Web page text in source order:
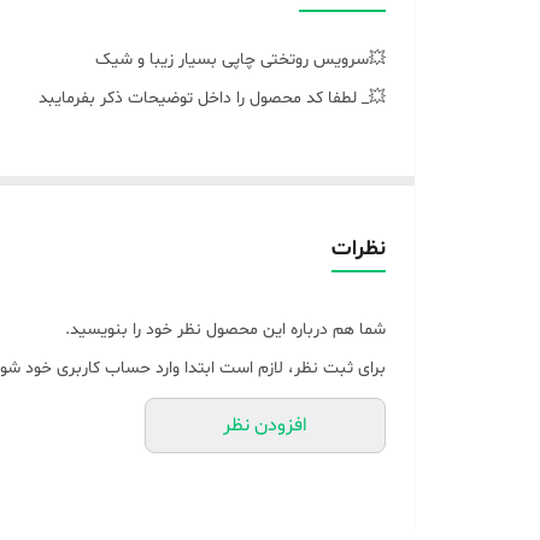
💥سرویس روتختی چاپی بسیار زیبا و شیک
💥_ لطفا کد محصول را داخل توضیحات ذکر بفرمایبد
نظرات
شما هم درباره این محصول نظر خود را بنویسید.
برای ثبت نظر، لازم است ابتدا وارد حساب کاربری خود
افزودن نظر